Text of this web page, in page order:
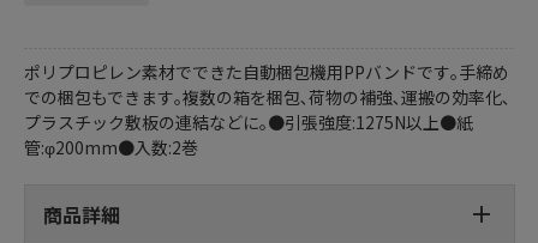
ポリプロピレン素材でできた自動梱包機用PPバンドです｡手締め
での梱包もできます｡複数の箱を梱包､荷物の補強､運搬の効率化､
プラスチック敷板の連結などに｡●引張強度:1275N以上●紙
管:φ200mm●入数:2巻
商品詳細